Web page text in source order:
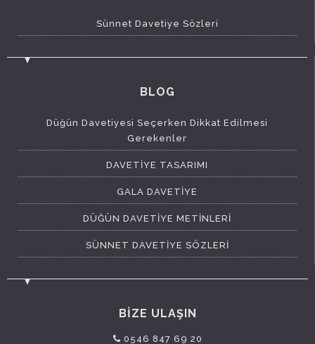
Sünnet Davetiye Sözleri
BLOG
Düğün Davetiyesi Seçerken Dikkat Edilmesi
Gerekenler
DAVETİYE TASARIMI
GALA DAVETİYE
DÜĞÜN DAVETİYE METİNLERİ
SÜNNET DAVETİYE SÖZLERİ
BİZE ULAŞIN
0546 847 69 20